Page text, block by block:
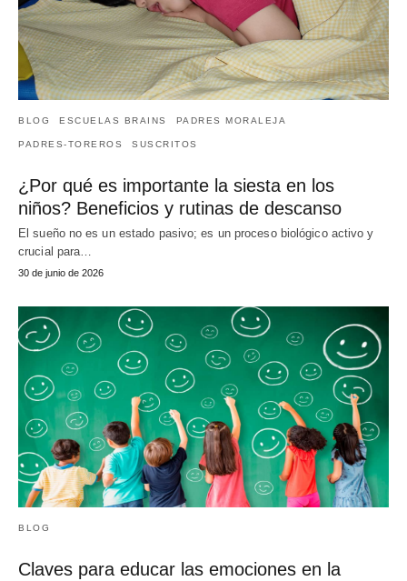
BLOG ESCUELAS BRAINS PADRES MORALEJA
PADRES-TOREROS SUSCRITOS
¿Por qué es importante la siesta en los
niños? Beneficios y rutinas de descanso
El sueño no es un estado pasivo; es un proceso biológico activo y
crucial para…
30 de junio de 2026
BLOG
Claves para educar las emociones en la